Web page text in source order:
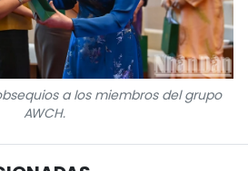
a los miembros del grupo
AWCH.